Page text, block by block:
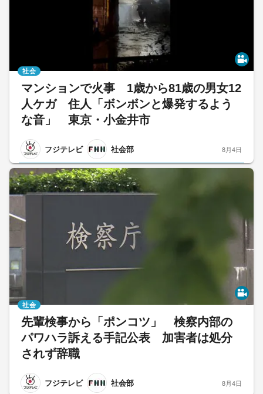
マンションで火事 1歳から81歳の男女12
人ケガ 住人「ボンボンと爆発するよう
な音」 東京・小金井市
フジテレビ 社会部
社会
8月4日
先輩検事から「ポンコツ」 検察内部の
パワハラ訴える手記公表 加害者は処分
されず辞職
フジテレビ 社会部
社会
8月4日